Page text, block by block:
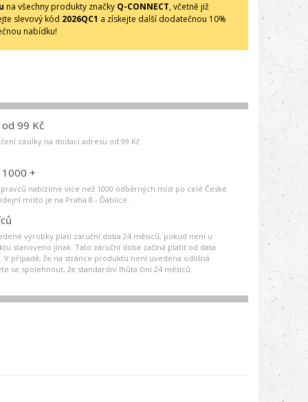
na všechny produkty značky Q-CONNECT, včetně již
slevový kód 2026QC1 a získejte další dodatečnou 10%
nabídku!
99 Kč
zásilky na dodací adresu od 99 Kč
+
nabízíme více než 1000 odběrných míst po celé České
místo je na Praha 8 - Ďáblice.
výrobky platí záruční doba 24 měsíců, pokud není u
stanoveno jinak. Tato záruční doba začíná platit od data
případě, že na stránce produktu není uvedena odlišná
se spolehnout, že standardní lhůta činí 24 měsíců.